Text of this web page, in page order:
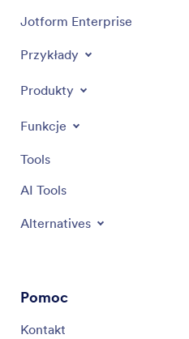
Jotform Enterprise
Przykłady
Produkty
Funkcje
Tools
AI Tools
Alternatives
Pomoc
Kontakt